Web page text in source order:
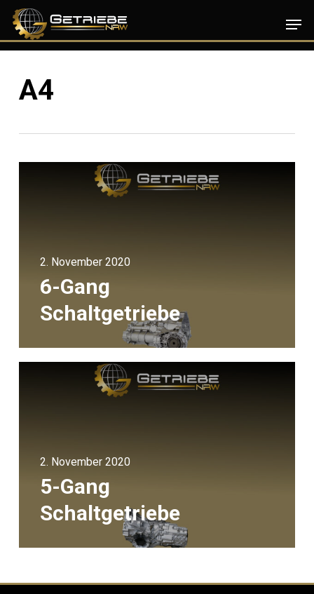
Skip
main
contentA4
2. November 2020
6-Gang
Schaltgetriebe
2. November 2020
5-Gang
Schaltgetriebe